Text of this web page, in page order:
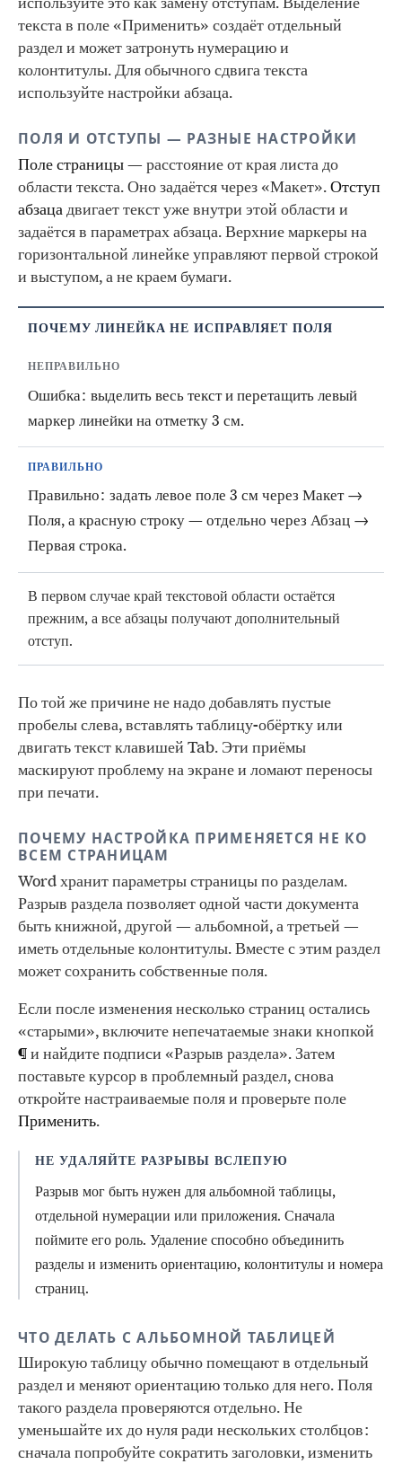
текста в поле «Применить» создаёт отдельный
раздел и может затронуть нумерацию и
колонтитулы. Для обычного сдвига текста
используйте настройки абзаца.
ПОЛЯ И ОТСТУПЫ — РАЗНЫЕ НАСТРОЙКИ
Поле страницы— расстояние от края листа до
области текста. Оно задаётся через «Макет».Отступ
абзацадвигает текст уже внутри этой области и
задаётся в параметрах абзаца. Верхние маркеры на
горизонтальной линейке управляют первой строкой
и выступом, а не краем бумаги.
ПОЧЕМУ ЛИНЕЙКА НЕ ИСПРАВЛЯЕТ ПОЛЯ
НЕПРАВИЛЬНО
Ошибка: выделить весь текст и перетащить левый
маркер линейки на отметку 3 см.
ПРАВИЛЬНО
Правильно: задать левое поле 3 см через Макет →
Поля, а красную строку — отдельно через Абзац →
Первая строка.
В первом случае край текстовой области остаётся
прежним, а все абзацы получают дополнительный
отступ.
По той же причине не надо добавлять пустые
пробелы слева, вставлять таблицу-обёртку или
двигать текст клавишей Tab. Эти приёмы
маскируют проблему на экране и ломают переносы
при печати.
ПОЧЕМУ НАСТРОЙКА ПРИМЕНЯЕТСЯ НЕ КО
ВСЕМ СТРАНИЦАМ
Word хранит параметры страницы по разделам.
Разрыв раздела позволяет одной части документа
быть книжной, другой — альбомной, а третьей —
иметь отдельные колонтитулы. Вместе с этим раздел
может сохранить собственные поля.
Если после изменения несколько страниц остались
«старыми», включите непечатаемые знаки кнопкой
¶и найдите подписи «Разрыв раздела». Затем
поставьте курсор в проблемный раздел, снова
откройте настраиваемые поля и проверьте поле
Применить.
НЕ УДАЛЯЙТЕ РАЗРЫВЫ ВСЛЕПУЮ
Разрыв мог быть нужен для альбомной таблицы,
отдельной нумерации или приложения. Сначала
поймите его роль. Удаление способно объединить
разделы и изменить ориентацию, колонтитулы и номера
страниц.
ЧТО ДЕЛАТЬ С АЛЬБОМНОЙ ТАБЛИЦЕЙ
Широкую таблицу обычно помещают в отдельный
раздел и меняют ориентацию только для него. Поля
такого раздела проверяются отдельно. Не
уменьшайте их до нуля ради нескольких столбцов:
сначала попробуйте сократить заголовки, изменить